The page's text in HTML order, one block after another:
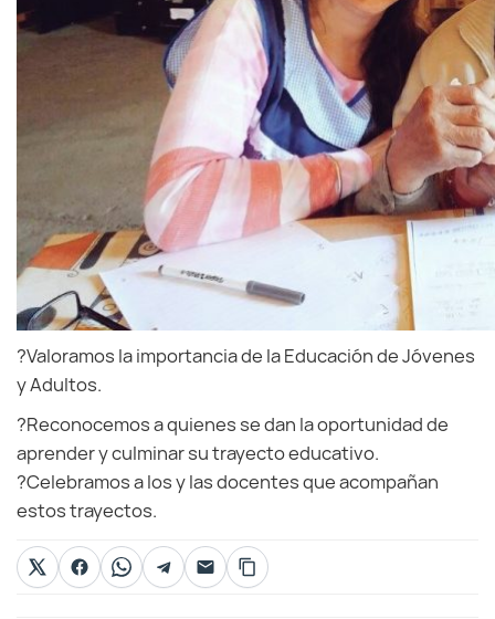
?Valoramos la importancia de la Educación de Jóvenes
y Adultos.
?Reconocemos a quienes se dan la oportunidad de
aprender y culminar su trayecto educativo.
?Celebramos a los y las docentes que acompañan
estos trayectos.